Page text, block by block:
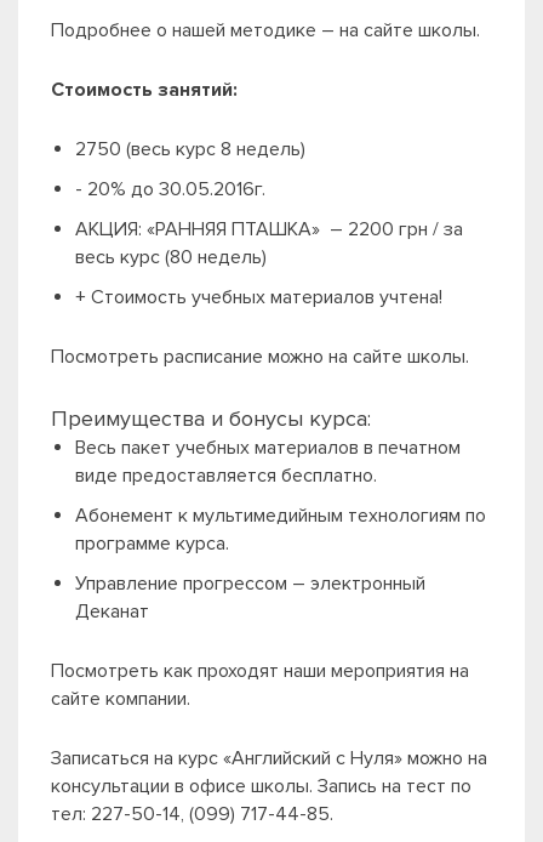
Подробнее о нашей методике – на сайте школы.
Стоимость занятий:
2750 (весь курс 8 недель)
- 20% до 30.05.2016г.
АКЦИЯ: «РАННЯЯ ПТАШКА» – 2200 грн / за
весь курс (80 недель)
+ Стоимость учебных материалов учтена!
Посмотреть расписание можно на сайте школы.
Преимущества и бонусы курса:
Весь пакет учебных материалов в печатном
виде предоставляется бесплатно.
Абонемент к мультимедийным технологиям по
программе курса.
Управление прогрессом – электронный
Деканат
Посмотреть как проходят наши мероприятия на
сайте компании.
Записаться на курс «Английский с Нуля» можно на
консультации в офисе школы. Запись на тест по
тел: 227-50-14, (099) 717-44-85.